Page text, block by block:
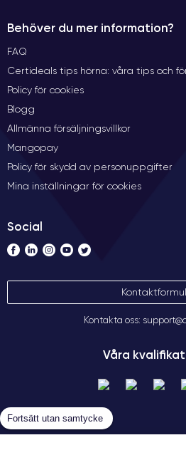
Behöver du mer information?
FAQ
Certideals tips hörna: våra tips och
Policy för cookies
Blogg
Allmänna försäljningsvillkor
Mangopay
Policy för skydd av personuppgifter
Mina inställningar för cookies
Social
Kontakta oss:
Våra
Fortsätt utan samtycke